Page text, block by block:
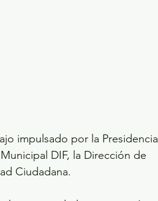
impulsado por la Presidencia
DIF, la Dirección de
Ciudadana.